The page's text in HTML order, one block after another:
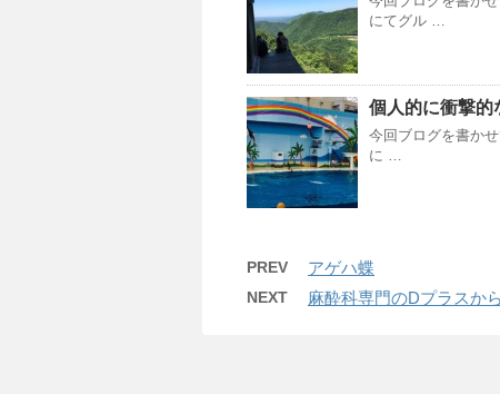
にてグル …
個人的に衝撃的
今回ブログを書か
に …
PREV アゲハ蝶
NEXT 麻酔科専門のDプラスか